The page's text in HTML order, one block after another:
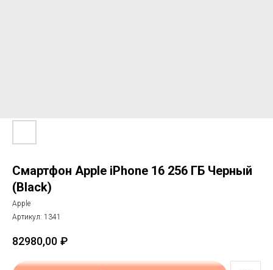
Смартфон Apple iPhone 16 256 ГБ Черный
(Black)
Apple
Артикул: 1341
82980,00 ₽